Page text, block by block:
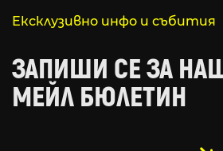
Ексклузивно инфо и събития
ЗАПИШИ СЕ ЗА
МЕЙЛ БЮЛЕТИН